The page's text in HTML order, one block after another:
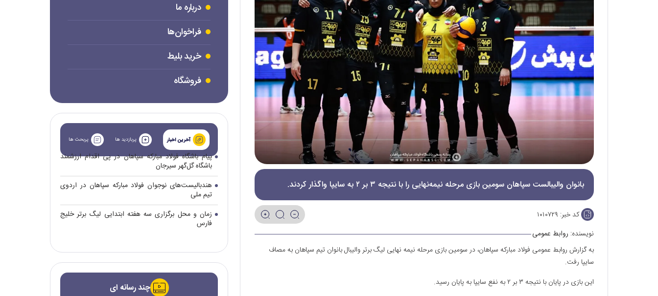
بانوان والیبالست سپاهان سومین بازی مرحله نیمه‌نهایی را با نتیجه ۳ بر ۲ به سایپا واگذار کردند.
کد خبر: ۱۰۱۰۷۲۹
نویسنده: روابط عمومی
به گزارش روابط عمومی فولاد مبارکه سپاهان، در سومین بازی مرحله نیمه نهایی لیگ برتر والیبال بانوان تیم سپاهان به مصاف
سایپا رفت.
این بازی در پایان با نتیجه ۳ بر ۲ به نفع سایپا به پایان رسید.
درباره ما
فراخوان‌ها
خرید بلیط
فروشگاه
آخرین اخبار پربازدید ها پربحث ها
پیام باشگاه فولاد مبارکه سپاهان در پی اقدام ارزشمند
باشگاه گل‌گهر سیرجان
هندبالیست‌های نوجوان فولاد مبارکه سپاهان در اردوی
تیم ملی
زمان و محل برگزاری سه هفته ابتدایی لیگ برتر خلیج
فارس
چند رسانه ای